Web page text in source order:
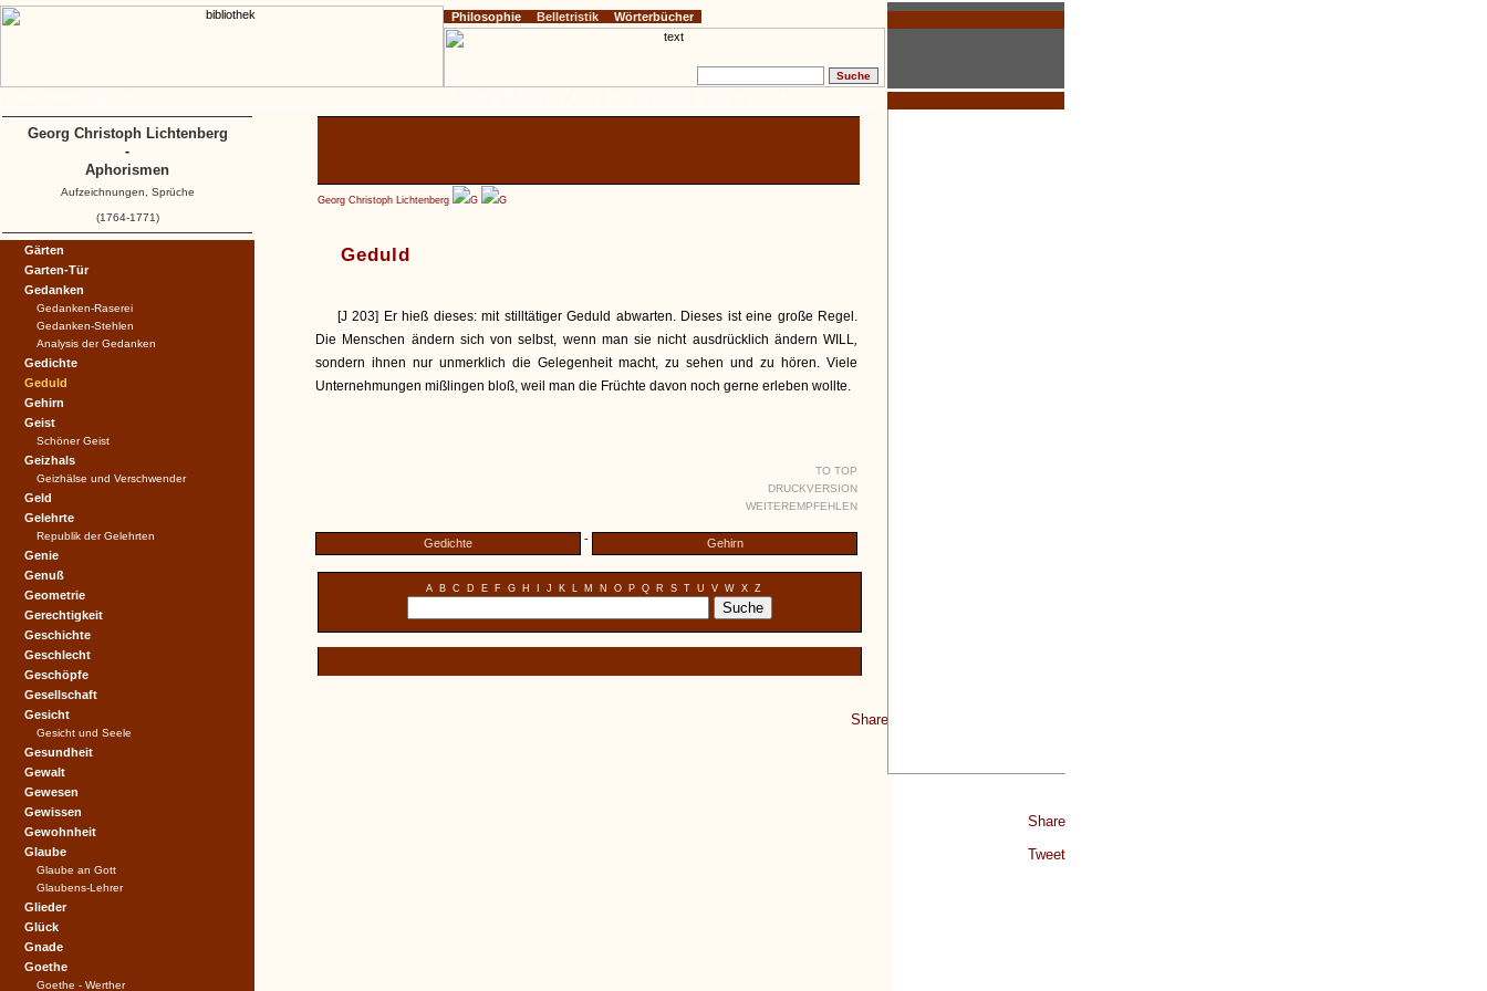
Share
Tweet
Georg Christoph Lichtenberg G G
Geduld
[J 203] Er hieß dieses: mit stilltätiger Geduld abwarten. Dieses ist eine große Regel.
Die Menschen ändern sich von selbst, wenn man sie nicht ausdrücklich ändern WILL,
sondern ihnen nur unmerklich die Gelegenheit macht, zu sehen und zu hören. Viele
Unternehmungen mißlingen bloß, weil man die Früchte davon noch gerne erleben wollte.
TO TOP
DRUCKVERSION
WEITEREMPFEHLEN
Gedichte - Gehirn
A B C D E F G H J K L M N O P Q R S T U V W X Z
Share
Gärten
Garten-Tür
Gedanken
Gedanken-Raserei
Gedanken-Stehlen
Analysis der Gedanken
Gedichte
Geduld
Gehirn
Geist
Schöner Geist
Geizhals
Geizhälse und Verschwender
Geld
Gelehrte
Republik der Gelehrten
Genie
Genuß
Geometrie
Gerechtigkeit
Geschichte
Geschlecht
Geschöpfe
Gesellschaft
Gesicht
Gesicht und Seele
Gesundheit
Gewalt
Gewesen
Gewissen
Gewohnheit
Glaube
Glaube an Gott
Glaubens-Lehrer
Glieder
Glück
Gnade
Goethe
Goethe - Werther
Philosophie Belletristik Wörterbücher
Georg Christoph Lichtenberg
-
Aphorismen
Aufzeichnungen, Sprüche
(1764-1771)